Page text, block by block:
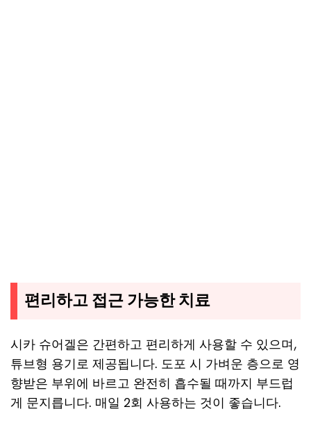
편리하고 접근 가능한 치료
시카 슈어겔은 간편하고 편리하게 사용할 수 있으며,
튜브형 용기로 제공됩니다. 도포 시 가벼운 층으로 영
향받은 부위에 바르고 완전히 흡수될 때까지 부드럽
게 문지릅니다. 매일 2회 사용하는 것이 좋습니다.